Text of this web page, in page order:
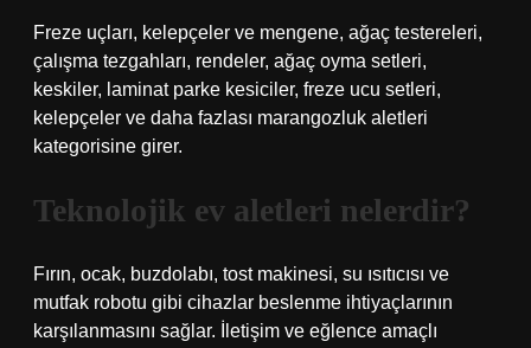
Freze uçları, kelepçeler ve mengene, ağaç testereleri,
çalışma tezgahları, rendeler, ağaç oyma setleri,
keskiler, laminat parke kesiciler, freze ucu setleri,
kelepçeler ve daha fazlası marangozluk aletleri
kategorisine girer.
Teknolojik ev aletleri nelerdir?
Fırın, ocak, buzdolabı, tost makinesi, su ısıtıcısı ve
mutfak robotu gibi cihazlar beslenme ihtiyaçlarının
karşılanmasını sağlar. İletişim ve eğlence amaçlı